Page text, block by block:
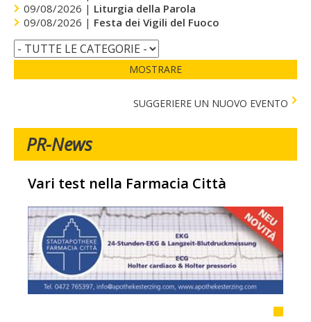
09/08/2026 | Liturgia della Parola
09/08/2026 | Festa dei Vigili del Fuoco
MOSTRARE
SUGGERIERE UN NUOVO EVENTO
PR-News
Vari test nella Farmacia Città